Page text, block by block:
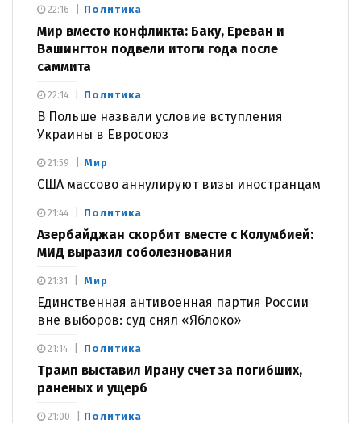
Политика
Мир вместо конфликта: Баку, Ереван и
Вашингтон подвели итоги года после
саммита
22:16
Политика
В Польше назвали условие вступления
Украины в Евросоюз
22:14
Мир
США массово аннулируют визы иностранцам
21:59
Политика
Азербайджан скорбит вместе с Колумбией:
МИД выразил соболезнования
21:44
Мир
Единственная антивоенная партия России
вне выборов: суд снял «Яблоко»
21:31
Политика
Трамп выставил Ирану счет за погибших,
раненых и ущерб
21:14
Политика
21:00